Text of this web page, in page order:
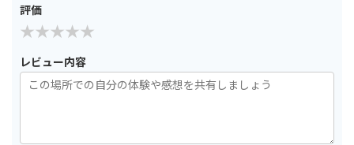
評価
レビュー内容